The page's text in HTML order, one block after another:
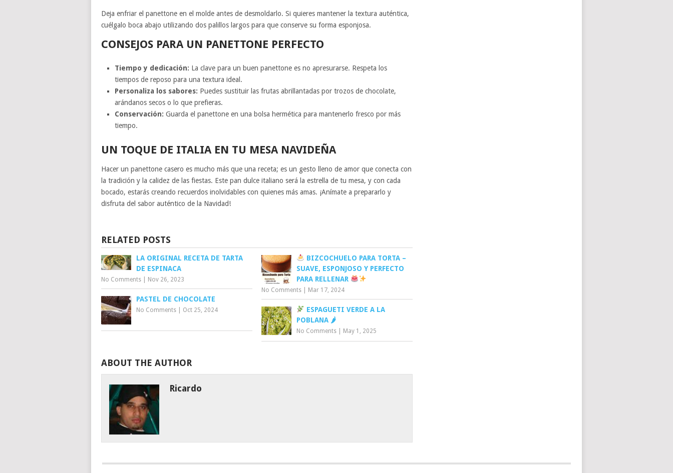
Deja enfriar el panettone en el molde antes de desmoldarlo. Si quieres mantener la textura auténtica,
cuélgalo boca abajo utilizando dos palillos largos para que conserve su forma esponjosa.
CONSEJOS PARA UN PANETTONE PERFECTO
Tiempo y dedicación: La clave para un buen panettone es no apresurarse. Respeta los
tiempos de reposo para una textura ideal.
Personaliza los sabores: Puedes sustituir las frutas abrillantadas por trozos de chocolate,
arándanos secos o lo que prefieras.
Conservación: Guarda el panettone en una bolsa hermética para mantenerlo fresco por más
tiempo.
UN TOQUE DE ITALIA EN TU MESA NAVIDEÑA
Hacer un panettone casero es mucho más que una receta; es un gesto lleno de amor que conecta con
la tradición y la calidez de las fiestas. Este pan dulce italiano será la estrella de tu mesa, y con cada
bocado, estarás creando recuerdos inolvidables con quienes más amas. ¡Anímate a prepararlo y
disfruta del sabor auténtico de la Navidad!
RELATED POSTS
LA ORIGINAL RECETA DE TARTA
DE ESPINACA
No Comments Nov 26, 2023
BIZCOCHUELO PARA TORTA –
SUAVE, ESPONJOSO Y PERFECTO
PARA RELLENAR
No Comments Mar 17, 2024
PASTEL DE CHOCOLATE
No Comments Oct 25, 2024
ESPAGUETI VERDE A LA
POBLANA 🌶
No Comments May 1, 2025
ABOUT THE AUTHOR
Ricardo